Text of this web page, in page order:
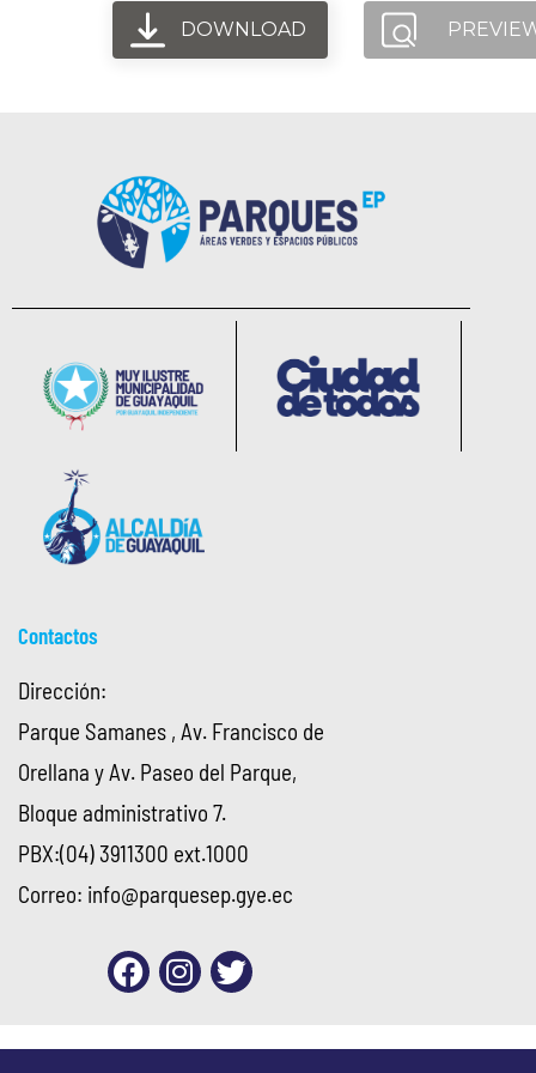
DOWNLOAD
Contactos
Dirección:
Parque Samanes , Av. Francisco de
Orellana y Av. Paseo del Parque,
Bloque administrativo 7.
PBX:(04) 3911300 ext.1000
Correo: info@parquesep.gye.ec